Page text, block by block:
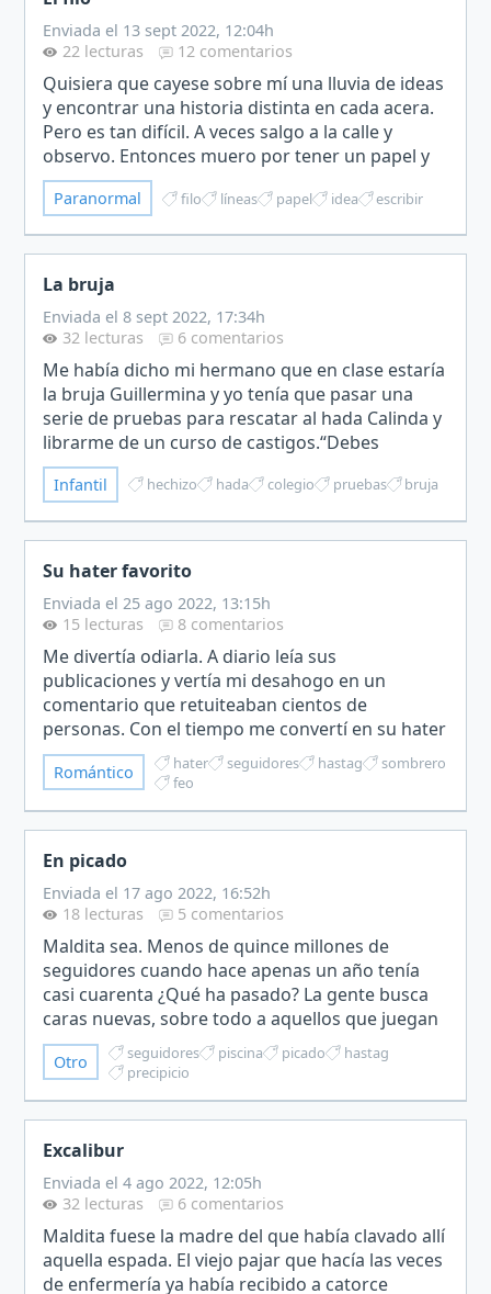
Enviada el 13 sept 2022, 12:04h
22 lecturas
12 comentarios
Quisiera que cayese sobre mí una lluvia de ideas
y encontrar una historia distinta en cada acera.
Pero es tan difícil. A veces salgo a la calle y
observo. Entonces muero por tener un papel y
contarle lo que pienso. Gente que va y viene,
mirad…
Paranormal filo líneas papel idea escribir
La bruja
Enviada el 8 sept 2022, 17:34h
32 lecturas
6 comentarios
Me había dicho mi hermano que en clase estaría
la bruja Guillermina y yo tenía que pasar una
serie de pruebas para rescatar al hada Calinda y
librarme de un curso de castigos.“Debes
galopar con valentía y sortear el ejército del
Capitán Márqu…
Infantil hechizo hada colegio pruebas bruja
Su hater favorito
Enviada el 25 ago 2022, 13:15h
15 lecturas
8 comentarios
Me divertía odiarla. A diario leía sus
publicaciones y vertía mi desahogo en un
comentario que retuiteaban cientos de
personas. Con el tiempo me convertí en su hater
favorito y gracias a ella gané seguidores al
tiempo que iba perdiendo parte…
Romántico hater seguidores hastag
sombrero
feo
En picado
Enviada el 17 ago 2022, 16:52h
18 lecturas
5 comentarios
Maldita sea. Menos de quince millones de
seguidores cuando hace apenas un año tenía
casi cuarenta ¿Qué ha pasado? La gente busca
caras nuevas, sobre todo a aquellos que juegan
de tú a tú con el peligro. Se me han caído tres
patrocinadores y l…
Otro seguidores piscina picado
hastag
precipicio
Excalibur
Enviada el 4 ago 2022, 12:05h
32 lecturas
6 comentarios
Maldita fuese la madre del que había clavado allí
aquella espada. El viejo pajar que hacía las veces
de enfermería ya había recibido a catorce